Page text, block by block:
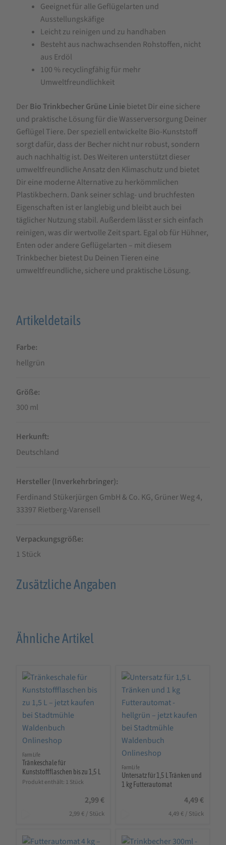
Geeignet für alle Geflügelarten und
Ausstellungskäfige
Leicht zu reinigen und zu handhaben
Besteht aus nachwachsenden Rohstoffen, nicht
aus Erdöl
100 % recyclingfähig für mehr
Umweltfreundlichkeit
Der Bio Trinkbecher Grüne Linie bietet Dir eine sichere
und praktische Lösung für die Wasserversorgung Deiner
Geflügel Tiere. Der speziell entwickelte Bio-Kunststoff
sorgt dafür, dass der Becher nicht nur robust, sondern
auch nachhaltig ist. Des Weiteren unterstützt dieser
umweltfreundliche Ansatz den Klimaschutz und bietet
Dir eine moderne Alternative zu herkömmlichen
Plastikbechern. Dank seiner schlag- und bruchfesten
Eigenschaften ist er langlebig und bleibt auch bei
täglicher Nutzung stabil. Außerdem lässt er sich einfach
reinigen, was dir wertvolle Zeit spart. Egal ob für Hühner,
Enten oder andere Geflügelarten – mit diesem
Trinkbecher bietest Du Deinen Tieren eine
umweltfreundliche, sichere und praktische Lösung.
Artikeldetails
Farbe
hellgrün
Größe
300 ml
Herkunft
Deutschland
Hersteller (Inverkehrbringer)
Ferdinand Stükerjürgen GmbH & Co. KG, Grüner Weg 4,
33397 Rietberg-Varensell
Verpackungsgröße
1 Stück
Zusätzliche Angaben
Ähnliche Artikel
FarmLife
Tränkeschale für
Kunststoffflaschen bis zu 1,5 L
Produkt enthält: 1 Stück
2,99 €
2,99 € / Stück
FarmLife
Untersatz für 1,5 L Tränken und
1 kg Futterautomat
4,49 €
4,49 €/ Stück